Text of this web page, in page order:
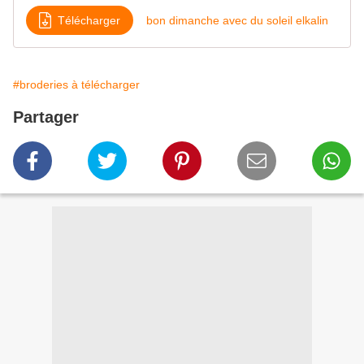
Télécharger bon dimanche avec du soleil elkalin
#broderies à télécharger
Partager